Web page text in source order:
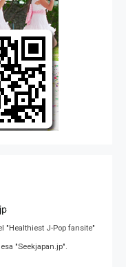
"Healthiest J-Pop fansite"
"Seekjapan.jp".